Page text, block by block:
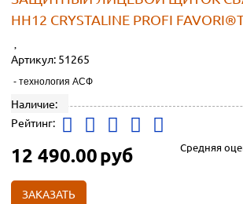
НН12 CRYSTALINE PROFI
Артикул: 51265
- технология АСФ
Наличие:
Рейтинг:
Средняя
12 490.00руб
ЗАКАЗАТЬ